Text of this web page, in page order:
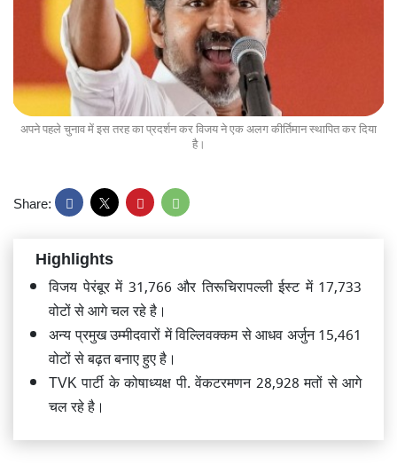
अपने पहले चुनाव में इस तरह का प्रदर्शन कर विजय ने एक अलग कीर्तिमान स्थापित कर दिया
है।
Share:
Highlights
विजय पेरंबूर में 31,766 और तिरूचिरापल्ली ईस्ट में 17,733
वोटों से आगे चल रहे है।
अन्य प्रमुख उम्मीदवारों में विल्लिवक्कम से आधव अर्जुन 15,461
वोटों से बढ़त बनाए हुए है।
TVK पार्टी के कोषाध्यक्ष पी. वेंकटरमणन 28,928 मतों से आगे
चल रहे है।